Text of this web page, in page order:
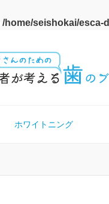
/home/seishokai/esca-
ホワイトニング